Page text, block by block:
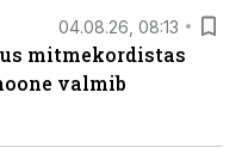
04.08.26, 08:13
mitmekordistas
valmib